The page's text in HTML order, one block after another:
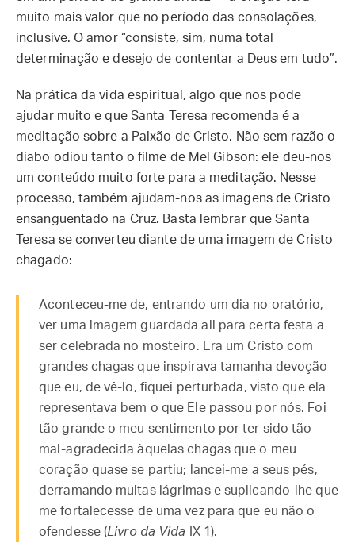
muito mais valor que no período das consolações,
inclusive. O amor “consiste, sim, numa total
determinação e desejo de contentar a Deus em tudo”.
Na prática da vida espiritual, algo que nos pode
ajudar muito e que Santa Teresa recomenda é a
meditação sobre a Paixão de Cristo. Não sem razão o
diabo odiou tanto o filme de Mel Gibson: ele deu-nos
um conteúdo muito forte para a meditação. Nesse
processo, também ajudam-nos as imagens de Cristo
ensanguentado na Cruz. Basta lembrar que Santa
Teresa se converteu diante de uma imagem de Cristo
chagado:
Aconteceu-me de, entrando um dia no oratório,
ver uma imagem guardada ali para certa festa a
ser celebrada no mosteiro. Era um Cristo com
grandes chagas que inspirava tamanha devoção
que eu, de vê-lo, fiquei perturbada, visto que ela
representava bem o que Ele passou por nós. Foi
tão grande o meu sentimento por ter sido tão
mal-agradecida àquelas chagas que o meu
coração quase se partiu; lancei-me a seus pés,
derramando muitas lágrimas e suplicando-lhe que
me fortalecesse de uma vez para que eu não o
ofendesse (Livro da Vida IX 1).